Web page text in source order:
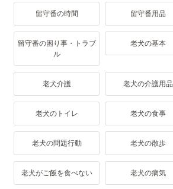
留守番の時間 留守番用品
留守番の困り事・トラブ
ル
老犬の基本
老犬介護 老犬の介護用品
老犬のトイレ 老犬の食事
老犬の問題行動 老犬の散歩
老犬がご飯を食べない 老犬の病気